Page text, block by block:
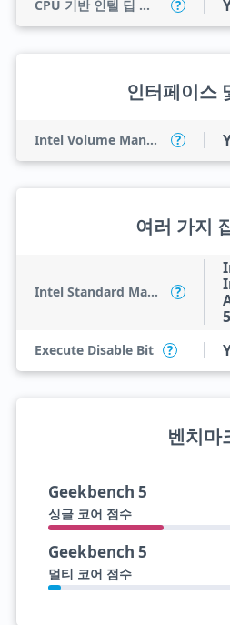
CPU 기반 인텔 딥 러닝 부스트(인텔 DL 부스트) ?
인터페이스
Intel Volume Management Device (VMD) ?
여러 가지
Intel Standard Manageability (ISM) ?
Execute Disable Bit ?
벤치마
Geekbench 5
싱글 코어 점수
Geekbench 5
멀티 코어 점수